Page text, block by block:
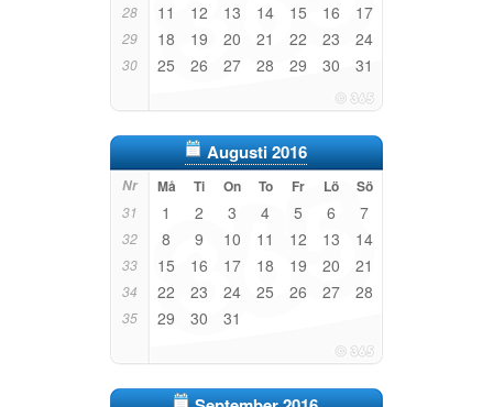
28 11 12 13 14 15 16 17
29 18 19 20 21 22 23 24
30 25 26 27 28 29 30 31
Augusti 2016
Nr Må Ti On To Fr Lö Sö
31 1 2 3 4 5 6 7
32 8 9 10 11 12 13 14
33 15 16 17 18 19 20 21
34 22 23 24 25 26 27 28
35 29 30 31